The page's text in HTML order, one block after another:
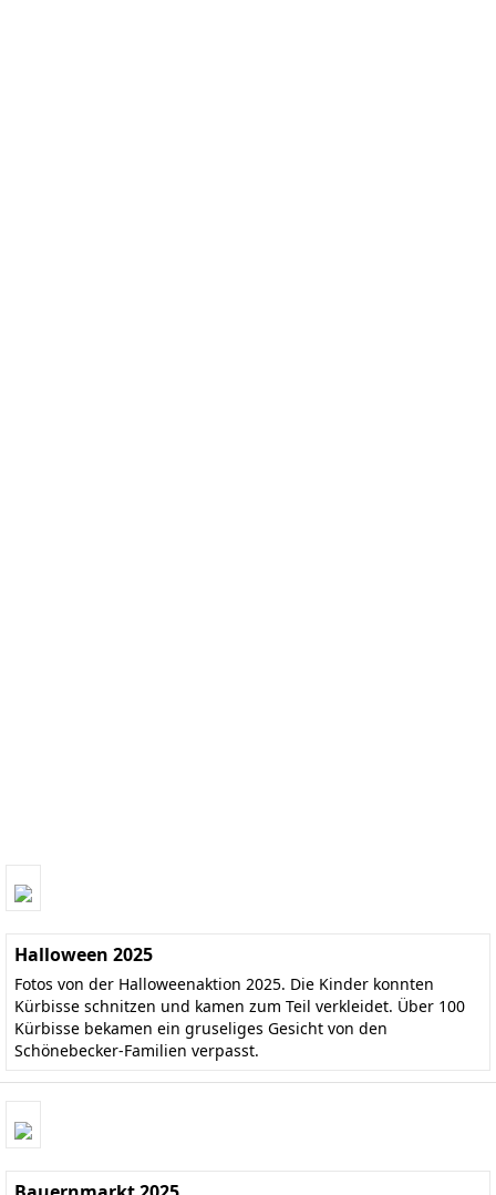
Halloween 2025
Fotos von der Halloweenaktion 2025. Die Kinder konnten
Kürbisse schnitzen und kamen zum Teil verkleidet. Über 100
Kürbisse bekamen ein gruseliges Gesicht von den
Schönebecker-Familien verpasst.